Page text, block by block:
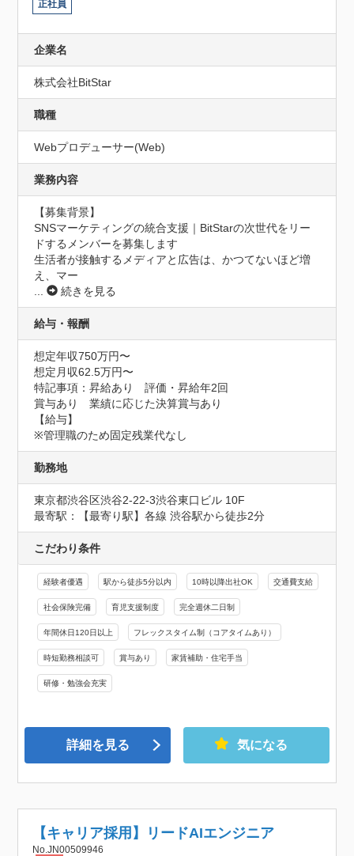
正社員
企業名
株式会社BitStar
職種
Webプロデューサー(Web)
業務内容
【募集背景】
SNSマーケティングの統合支援｜BitStarの次世代をリー
ドするメンバーを募集します
生活者が接触するメディアと広告は、かつてないほど増
え、マー
...
続きを見る
給与・報酬
想定年収750万円〜
想定月収62.5万円〜
特記事項：昇給あり　評価・昇給年2回
賞与あり　業績に応じた決算賞与あり
【給与】
※管理職のため固定残業代なし
勤務地
東京都渋谷区渋谷2-22-3渋谷東口ビル 10F
最寄駅：【最寄り駅】各線 渋谷駅から徒歩2分
こだわり条件
経験者優遇 駅から徒歩5分以内 10時以降出社OK 交通費支給
社会保険完備 育児支援制度 完全週休二日制
年間休日120日以上 フレックスタイム制（コアタイムあり）
時短勤務相談可 賞与あり 家賃補助・住宅手当
研修・勉強会充実
詳細を見る 気になる
【キャリア採用】リードAIエンジニア
No.JN00509946